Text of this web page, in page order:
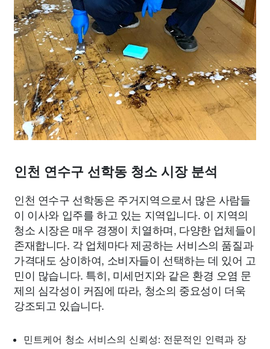
인천 연수구 선학동 청소 시장 분석
인천 연수구 선학동은 주거지역으로서 많은 사람들
이 이사와 입주를 하고 있는 지역입니다. 이 지역의
청소 시장은 매우 경쟁이 치열하며, 다양한 업체들이
존재합니다. 각 업체마다 제공하는 서비스의 품질과
가격대도 상이하여, 소비자들이 선택하는 데 있어 고
민이 많습니다. 특히, 미세먼지와 같은 환경 오염 문
제의 심각성이 커짐에 따라, 청소의 중요성이 더욱
강조되고 있습니다.
민트케어 청소 서비스의 신뢰성: 전문적인 인력과 장